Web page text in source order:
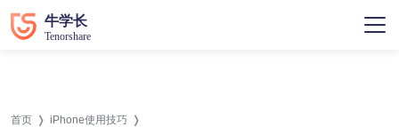
首页
iPhone使用技巧